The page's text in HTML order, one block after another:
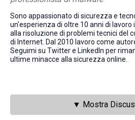
Sono appassionato di sicurezza e
un'esperienza di oltre 10 anni di lavoro
alla risoluzione di problemi tecnici del
di Internet. Dal 2010 lavoro come
Seguimi su Twitter e LinkedIn per
ultime minacce alla sicurezza online.
▼ Mostra